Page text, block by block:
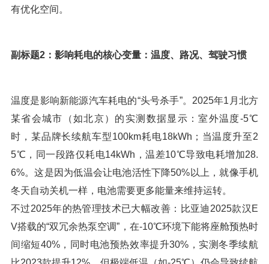
有优化空间。
副标题2：影响耗电的核心变量：温度、路况、驾驶习惯
温度是影响新能源汽车耗电的“头号杀手”。2025年1月北方
某省会城市（如北京）的实测数据显示：室外温度-5℃
时，某品牌长续航车型100km耗电18kWh；当温度升至2
5℃，同一段路仅耗电14kWh，温差10℃导致电耗增加28.
6%。这是因为低温会让电池活性下降50%以上，就像手机
冬天自动关机一样，电池需要更多能量来维持运转。
不过2025年的热管理技术已大幅改善：比亚迪2025款汉E
V搭载的“双冗余热泵空调”，在-10℃环境下能将座舱预热时
间缩短40%，同时电池预热效率提升30%，实测冬季续航